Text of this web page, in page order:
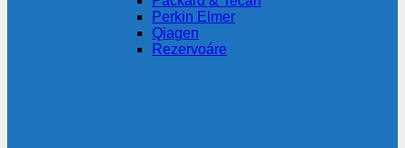
Perkin Elmer
Qiagen
Rezervoáre